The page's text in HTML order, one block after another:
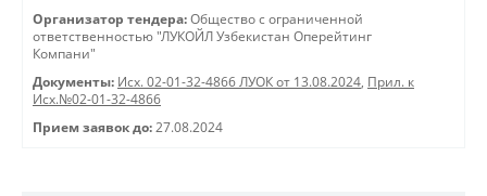
Организатор тендера: Общество с ограниченной
ответственностью "ЛУКОЙЛ Узбекистан Оперейтинг
Компани"
Документы: Исх. 02-01-32-4866 ЛУОК от 13.08.2024, Прил. к
Исх.№02-01-32-4866
Прием заявок до: 27.08.2024